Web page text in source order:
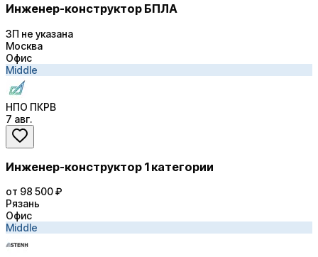
Инженер-конструктор БПЛА
ЗП не указана
Москва
Офис
Middle
НПО ПКРВ
7 авг.
Инженер-конструктор 1 категории
от 98 500 ₽
Рязань
Офис
Middle